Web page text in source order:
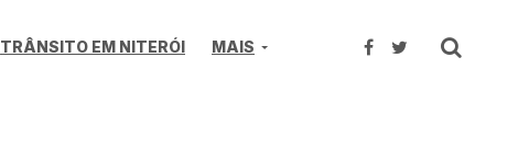
TRÂNSITO EM NITERÓI MAIS